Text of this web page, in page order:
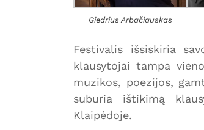
Giedrius Arbačiauskas
Festivalis išsiskiria
klausytojai tampa
muzikos, poezijos,
suburia ištikimą
Klaipėdoje.